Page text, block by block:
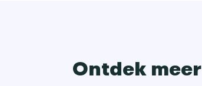
Ontdek meer